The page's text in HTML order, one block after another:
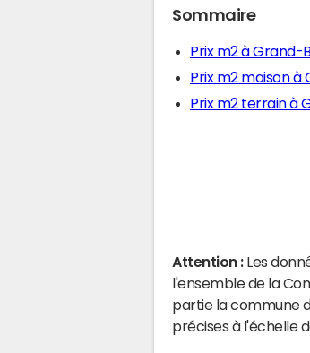
Sommaire
Prix m2 à Grand-
Prix m2 maison à
Prix m2 terrain à
Attention : Les
l'ensemble de la
partie la commune
précises à l'échelle